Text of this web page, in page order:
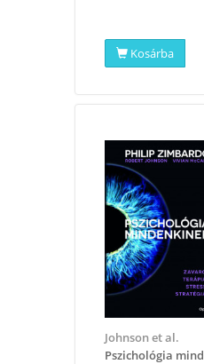
Kosárba
Johnson et al.
​Pszichológia